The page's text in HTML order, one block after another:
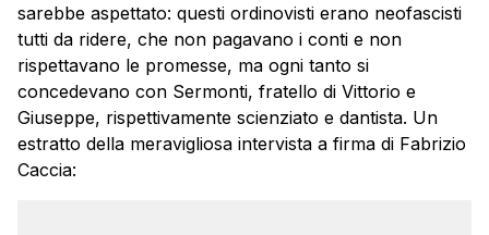
sarebbe aspettato: questi ordinovisti erano neofascisti
tutti da ridere, che non pagavano i conti e non
rispettavano le promesse, ma ogni tanto si
concedevano con Sermonti, fratello di Vittorio e
Giuseppe, rispettivamente scienziato e dantista. Un
estratto della meravigliosa intervista a firma di Fabrizio
Caccia: